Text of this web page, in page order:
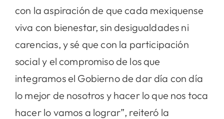
con la aspiración de que cada mexiquense
viva con bienestar, sin desigualdades ni
carencias, y sé que con la participación
social y el compromiso de los que
integramos el Gobierno de dar día con día
lo mejor de nosotros y hacer lo que nos toca
hacer lo vamos a lograr”, reiteró la